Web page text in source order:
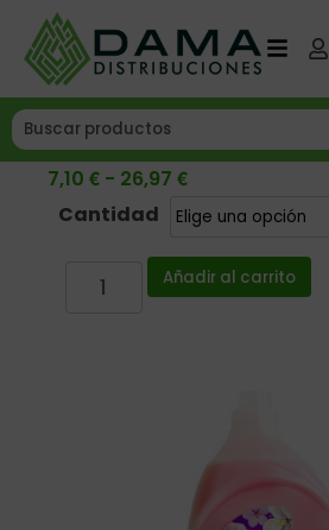
7,10 € - 26,97 €
Cantidad
Añadir al carrito